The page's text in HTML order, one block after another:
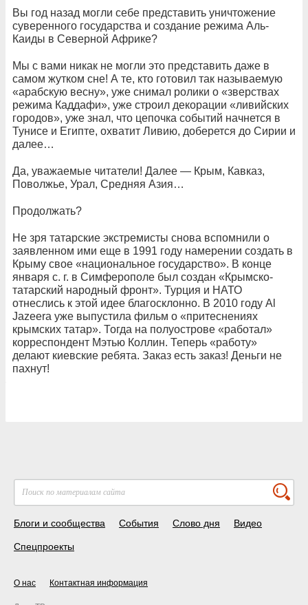
Вы год назад могли себе представить уничтожение
суверенного государства и создание режима Аль-
Каиды в Северной Африке?
Мы с вами никак не могли это представить даже в
самом жутком сне! А те, кто готовил так называемую
«арабскую весну», уже снимал ролики о «зверствах
режима Каддафи», уже строил декорации «ливийских
городов», уже знал, что цепочка событий начнется в
Тунисе и Египте, охватит Ливию, доберется до Сирии и
далее…
Да, уважаемые читатели! Далее — Крым, Кавказ,
Поволжье, Урал, Средняя Азия…
Продолжать?
Не зря татарские экстремисты снова вспомнили о
заявленном ими еще в 1991 году намерении создать в
Крыму свое «национальное государство». В конце
января с. г. в Симферополе был создан «Крымско-
татарский народный фронт». Турция и НАТО
отнеслись к этой идее благосклонно. В 2010 году Al
Jazeera уже выпустила фильм о «притеснениях
крымских татар». Тогда на полуострове «работал»
корреспондент Мэтью Коллин. Теперь «работу»
делают киевские ребята. Заказ есть заказ! Деньги не
пахнут!
Блоги и сообщества События Слово дня Видео
Спецпроекты
О нас Контактная информация